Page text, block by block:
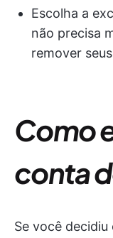
Escolha a
não precisa
remover
Como
conta
Se você